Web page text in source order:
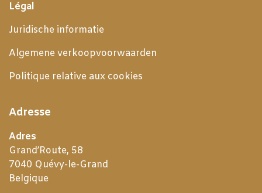
Légal
Juridische informatie
Algemene verkoopvoorwaarden
Politique relative aux cookies
Adresse
Adres
Grand’Route, 58
7040 Quévy-le-Grand
Belgique